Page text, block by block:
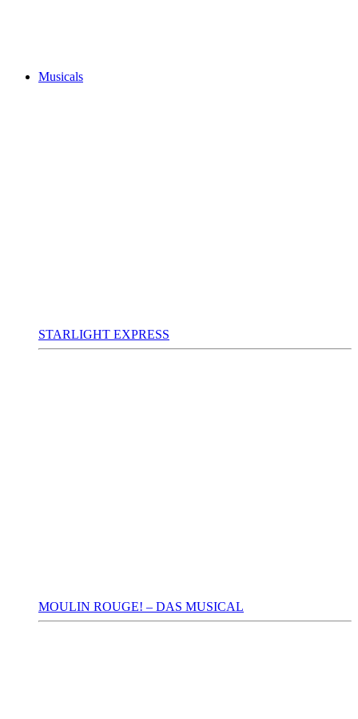
Musicals
STARLIGHT EXPRESS
MOULIN ROUGE! – DAS MUSICAL